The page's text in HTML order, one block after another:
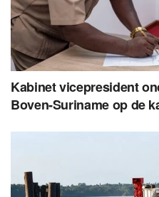
Kabinet vicepresident
Boven-Suriname op de